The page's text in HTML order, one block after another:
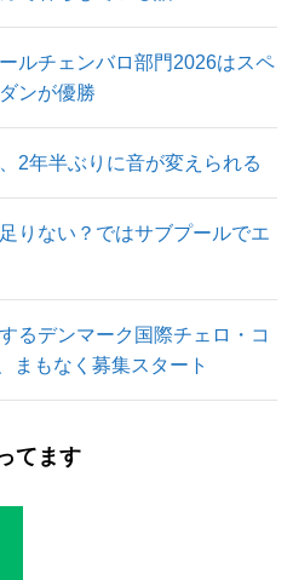
ルチェンバロ部門2026はスペ
ンが優勝
2年半ぶりに音が変えられる
りない？ではサブプールでエ
るデンマーク国際チェロ・コ
まもなく募集スタート
てます